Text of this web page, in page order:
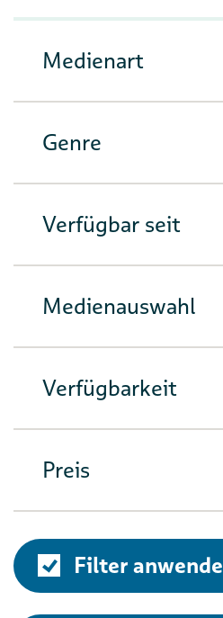
Medienart
Genre
Verfügbar seit
Medienauswahl
Verfügbarkeit
Preis
Filter